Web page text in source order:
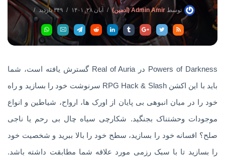
توسط Admin Amir (ادمین) آبان ۲۸, ۱۴۰۱
۳۴۹ بازدید
بدون دیدگاه
Powers of Darkness در Real of Auria گسترش یافته است، شما
باید با این اکشن RPG Hack & Slash سرنوشت خود را بسازید و راه
خود را در میان انبوهی بی پایان از اورک ها، ارواح، شیاطین و انواع
موجودات وحشتناک بجنگید. شکارچی سیاه چال بی رحم یا ناجی
صلح؟ افسانه خود را بسازید، سطح خود را بالا ببرید و شخصیت خود
را بسازید تا با سبک رزمی مورد علاقه شما مطابقت داشته باشد.